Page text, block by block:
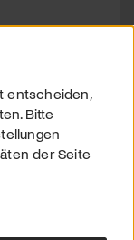
entscheiden,
Bitte
der Seite